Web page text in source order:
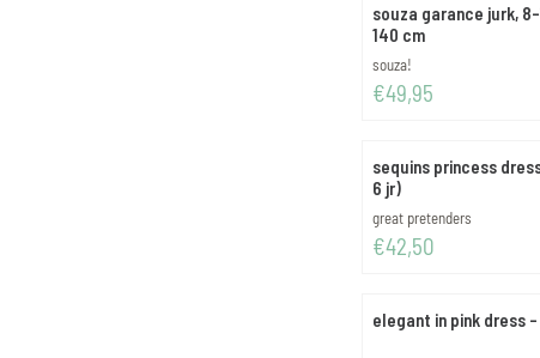
souza garance jurk,
140 cm
Merk:
souza!
Prijs: 49,95
€49,95
sequins princess
6 jr)
Merk:
great pretenders
Prijs: 42,50
€42,50
elegant in pink dress